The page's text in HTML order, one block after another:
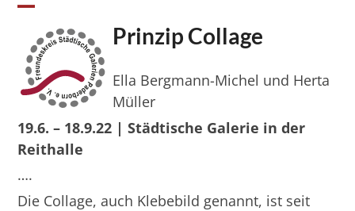
Skip
content
Open
mobile
menu
Close
mobile
menu
Prinzip Collage
Ella Bergmann-Michel und Herta
Müller
19.6. – 18.9.22 | Städtische Galerie in der
Reithalle
….
Die Collage, auch Klebebild genannt, ist seit